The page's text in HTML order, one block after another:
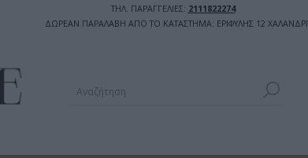
ΤΗΛ. ΠΑΡΑΓΓΕΛΙΕΣ: 2111822274
ΔΩΡΕΑΝ ΠΑΡΑΛΑΒΗ ΑΠΟ ΤΟ ΚΑΤΑΣΤΗΜΑ: ΕΡΙΦΥΛΗΣ 12 ΧΑΛΑΝΔΡΙ